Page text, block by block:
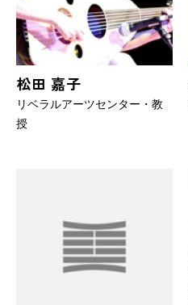
松田 嘉子
リベラルアーツセンター・教
授